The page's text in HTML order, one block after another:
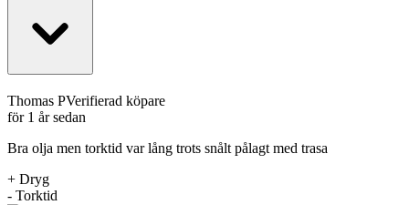
Thomas PVerifierad köpare
för 1 år sedan
Bra olja men torktid var lång trots snålt pålagt med trasa
+ Dryg
- Torktid